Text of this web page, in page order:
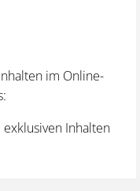
im Online-
exklusiven Inhalten
Regelungen